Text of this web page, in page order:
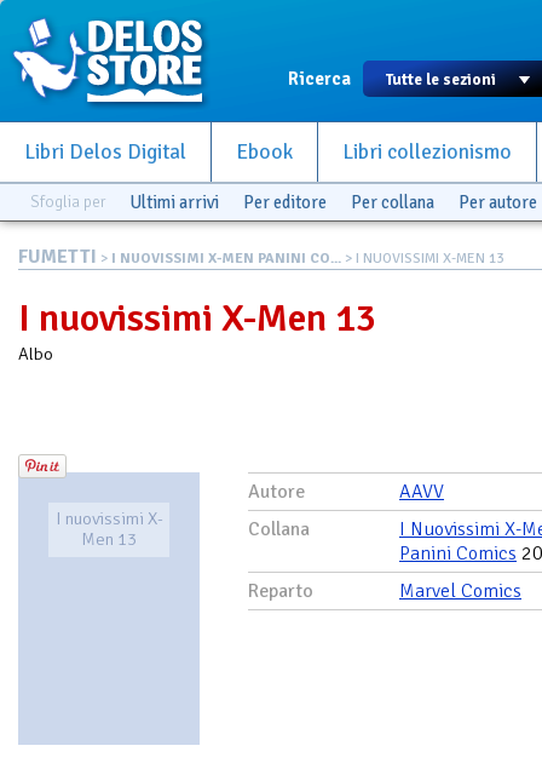
Ricerca
Libri Delos Digital Ebook Libri collezionismo
Sfoglia per Ultimi arrivi Per editore Per collana Per autore
FUMETTI > I NUOVISSIMI X-MEN PANINI CO... > I NUOVISSIMI X-MEN 13
I nuovissimi X-Men 13
Albo
I nuovissimi X-
Men 13
Autore
AAVV
Collana
I Nuovissimi X-
Panini Comics
Reparto
Marvel Comics